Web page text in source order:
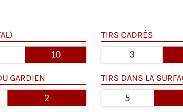
10
TIRS CADRÉS
3
GARDIEN
2
TIRS DANS LA
5